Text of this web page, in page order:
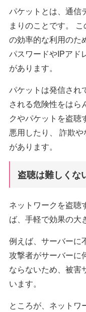
パケットとは、通信
まりのことです。
の効率的な利用のた
パスワードやIPアド
があります。
パケットは発信され
される危険性をはら
クやパケットを盗聴
悪用したり、 詐欺
があります。
盗聴は難しくな
ネットワークを盗聴
ば、手軽で効果の大
例えば、サーバーに
攻撃者がサーバーに
ならないため、被害
います。
ところが、ネットワ